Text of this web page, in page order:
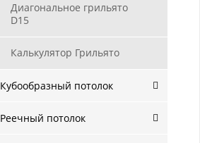
Диагональное грильято
D15
Калькулятор Грильято
Кубообразный потолок
Реечный потолок